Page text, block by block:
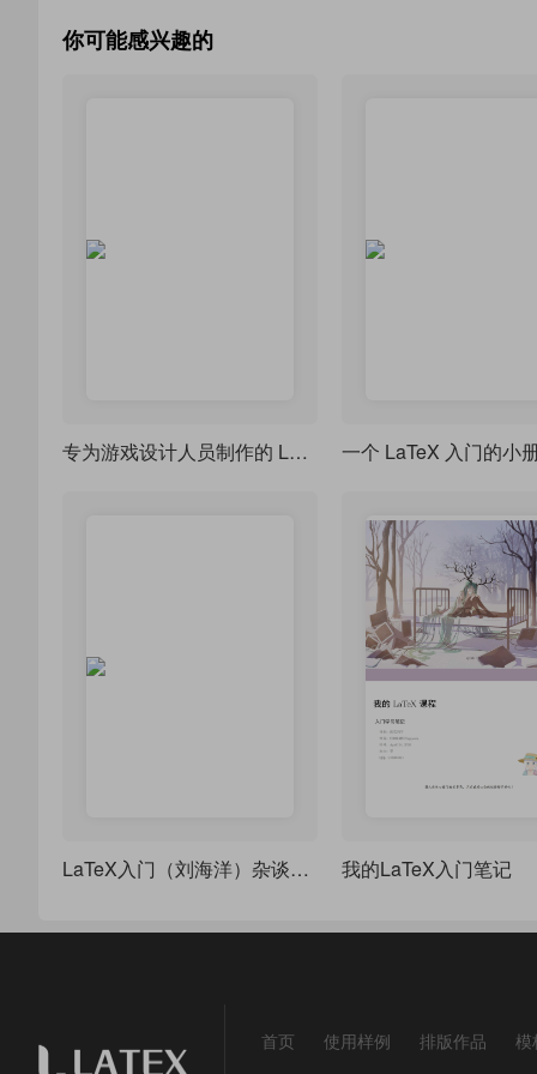
你可能感兴趣的
专为游戏设计人员制作的 LaTeX 文档类 一个 LaTeX 入门的小
LaTeX入门（刘海洋）杂谈勾股定理实例 我的LaTeX入门笔记
首页 使用样例 排版作品